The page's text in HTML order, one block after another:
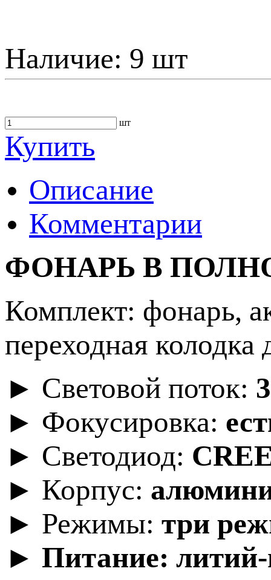
Наличие: 9 шт
шт
Купить
Описание
Комментарии
ФОНАРЬ В
Комплект: фонарь,
переходная
► Световой поток:
► Фокусировка:
► Светодиод:
► Корпус:
► Режимы: три
► Питание: